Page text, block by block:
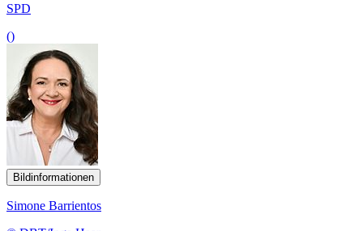
SPD
()
Bildinformationen
Simone Barrientos